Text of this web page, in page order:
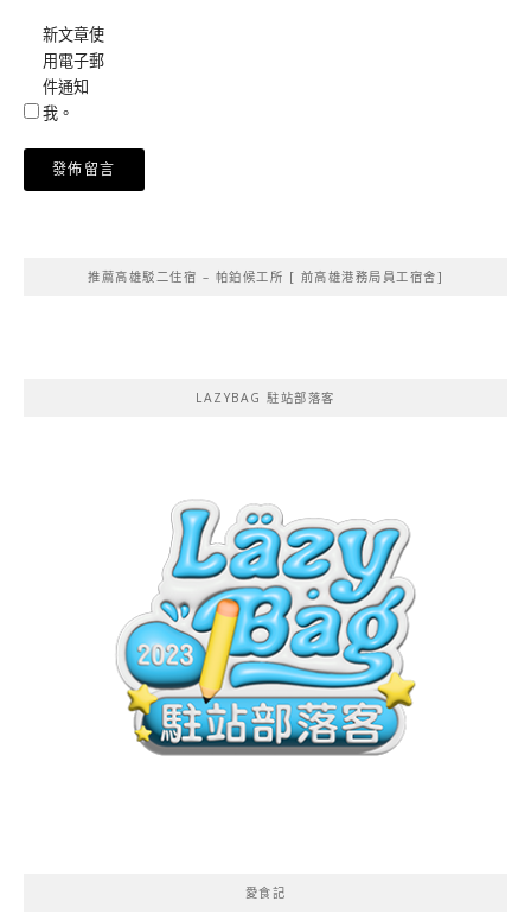
新文章使
用電子郵
件通知
我。
推薦高雄駁二住宿 – 帕鉑候工所 [ 前高雄港務局員工宿舍]
LAZYBAG 駐站部落客
愛食記